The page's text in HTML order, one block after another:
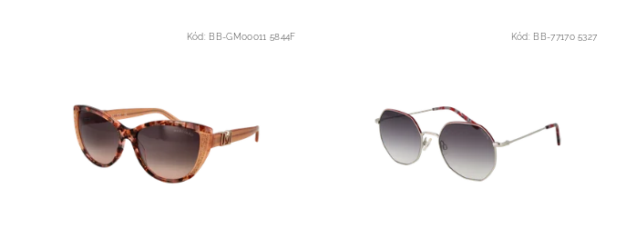
Kód: BB-GM00011 5844F Kód: BB-77170 5327